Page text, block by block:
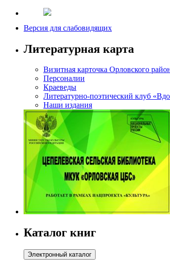
Версия для слабовидящих
Литературная карта
Визитная карточка Орловского
Персоналии
Краеведы
Литературно-поэтический клуб
Наши издания
Каталог книг